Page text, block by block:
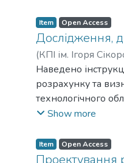
яких цікавлять
Item Open Access
Дослідження,
(КПІ ім. Ігоря
Наведено
розрахунку та
технологічного
елементів
рівня магістр
Show more
Item Open Access